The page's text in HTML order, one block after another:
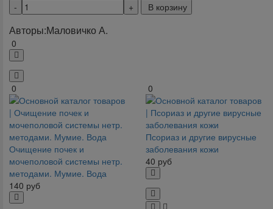
В корзину
Авторы:Маловичко А.
0
0
Очищение почек и
мочеполовой системы нетр.
методами. Мумие. Вода
140 руб
0
Псориаз и другие вирусные
заболевания кожи
40 руб